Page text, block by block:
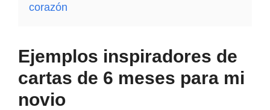
corazón
Ejemplos inspiradores de
cartas de 6 meses para mi
novio